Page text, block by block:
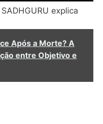
explica
Após a Morte? A
entre Objetivo e